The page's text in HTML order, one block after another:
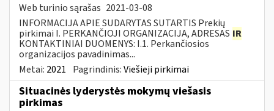
Web turinio sąrašas 2021-03-08
INFORMACIJA APIE SUDARYTAS SUTARTIS Prekių
pirkimai I. PERKANČIOJI ORGANIZACIJA, ADRESAS IR
KONTAKTINIAI DUOMENYS: I.1. Perkančiosios
organizacijos pavadinimas...
Metai: 2021 Pagrindinis:Viešieji pirkimai
Situacinės lyderystės mokymų viešasis
pirkimas